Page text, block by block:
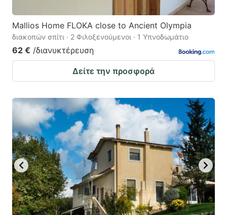
Mallios Home FLOKA close to Ancient Olympia
διακοπών σπίτι · 2 Φιλοξενούμενοι · 1 Υπνοδωμάτιο
62 € /διανυκτέρευση
Δείτε την προσφορά